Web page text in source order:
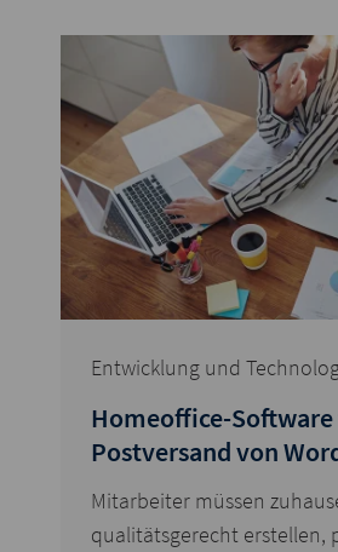
Entwicklung und
Homeoffice-
Postversand von
Mitarbeiter müssen
qualitätsgerecht erstellen,